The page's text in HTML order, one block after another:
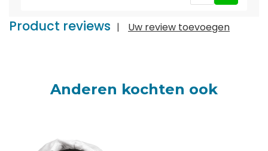
Product reviews | Uw review toevoegen
Anderen kochten ook